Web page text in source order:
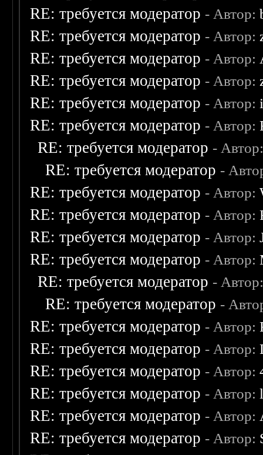
RE: требуется модератор - Автор:
RE: требуется модератор - Автор:
RE: требуется модератор - Автор:
RE: требуется модератор - Автор:
RE: требуется модератор - Автор:
RE: требуется модератор - Автор:
RE: требуется модератор -
RE: требуется модератор -
RE: требуется модератор - Автор:
RE: требуется модератор - Автор:
RE: требуется модератор - Автор:
RE: требуется модератор - Автор:
RE: требуется модератор -
RE: требуется модератор -
RE: требуется модератор - Автор:
RE: требуется модератор - Автор:
RE: требуется модератор - Автор:
RE: требуется модератор - Автор:
RE: требуется модератор - Автор:
RE: требуется модератор - Автор: